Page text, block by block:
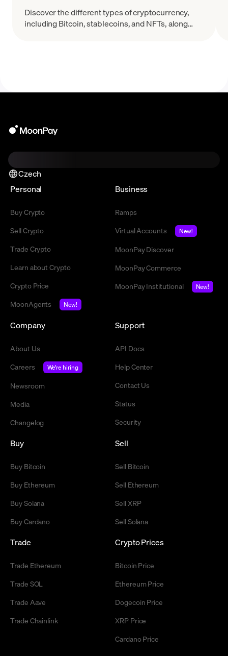
Discover the different types of cryptocurrency,
including Bitcoin, stablecoins, and NFTs, along
Czech
Personal
Buy Crypto
Sell Crypto
Trade Crypto
Learn about Crypto
Crypto Price
MoonAgents
New!
Business
Ramps
Virtual Accounts
New!
MoonPay Discover
MoonPay Commerce
MoonPay Institutional
New!
Company
About Us
Careers
We're hiring
Newsroom
Media
Changelog
Support
API Docs
Help Center
Contact Us
Status
Security
Buy
Buy Bitcoin
Buy Ethereum
Buy Solana
Buy Cardano
Sell
Sell Bitcoin
Sell Ethereum
Sell XRP
Sell Solana
Trade
Trade Ethereum
Trade SOL
Trade Aave
Trade Chainlink
Crypto Prices
Bitcoin Price
Ethereum Price
Dogecoin Price
XRP Price
Cardano Price